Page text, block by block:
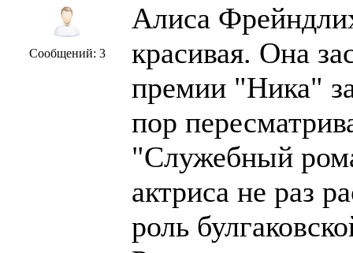
Сообщений: 3
Алиса
красивая. Она
премии "Ника"
пор
"Служебный
актриса не раз
роль